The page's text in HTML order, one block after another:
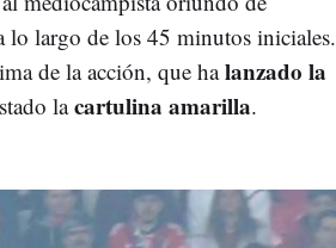
lo largo de los 45 minutos iniciales.
de la acción, que halanzado la
lacartulina amarilla.